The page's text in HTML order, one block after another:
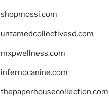
shopmossi.com
untamedcollectivesd.com
mxpwellness.com
infernocanine.com
thepaperhousecollection.com